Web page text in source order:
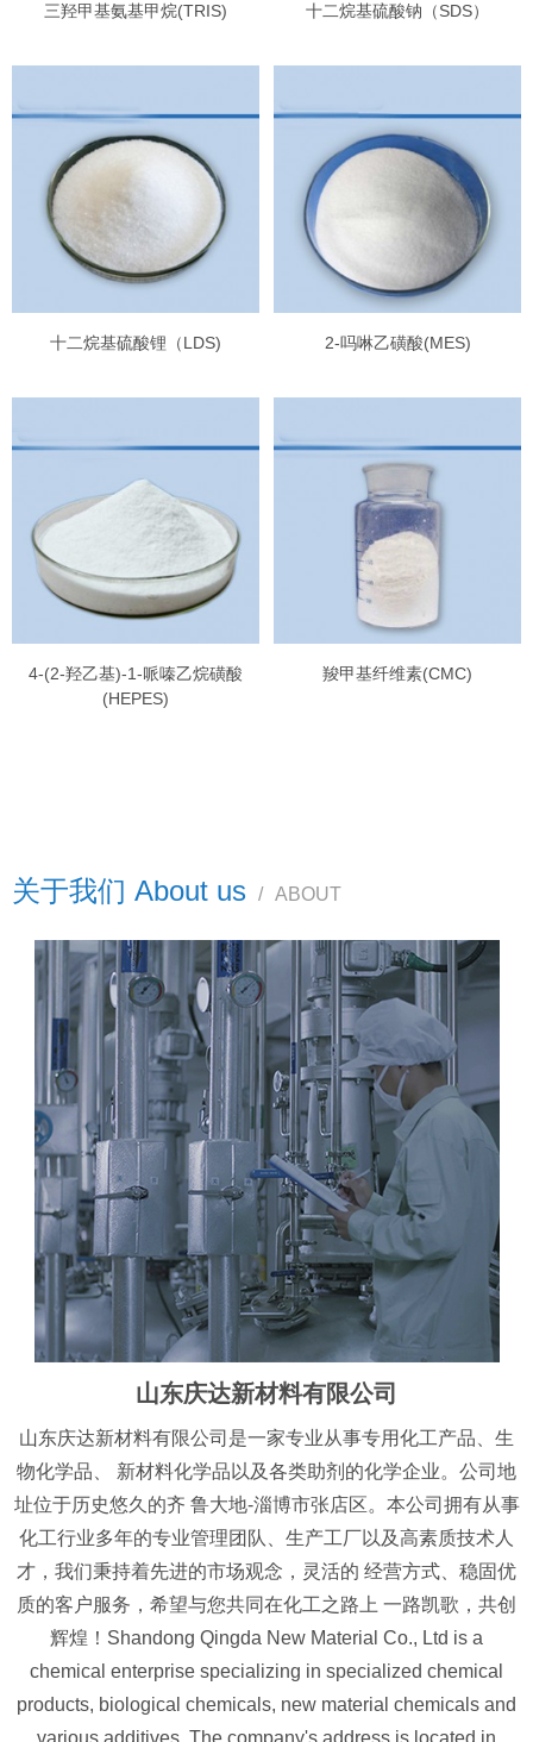
三羟甲基氨基甲烷(TRIS) 十二烷基硫酸钠（SDS）
十二烷基硫酸锂（LDS) 2-吗啉乙磺酸(MES)
4-(2-羟乙基)-1-哌嗪乙烷磺酸
(HEPES)
羧甲基纤维素(CMC)
关于我们 About us / ABOUT
山东庆达新材料有限公司
山东庆达新材料有限公司是一家专业从事专用化工产品、生
物化学品、 新材料化学品以及各类助剂的化学企业。公司地
址位于历史悠久的齐 鲁大地-淄博市张店区。本公司拥有从事
化工行业多年的专业管理团队、生产工厂以及高素质技术人
才，我们秉持着先进的市场观念，灵活的 经营方式、稳固优
质的客户服务，希望与您共同在化工之路上 一路凯歌，共创
辉煌！Shandong Qingda New Material Co., Ltd is a
chemical enterprise specializing in specialized chemical
products, biological chemicals, new material chemicals and